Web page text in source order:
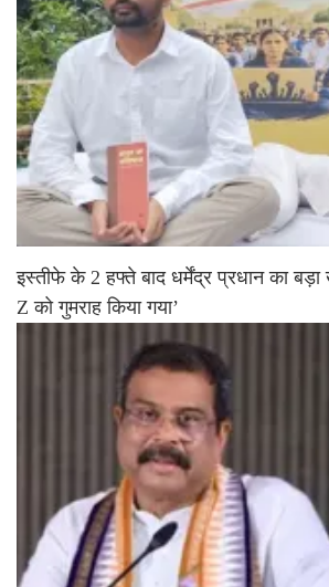
इस्तीफे के 2 हफ्ते बाद धर्मेंद्र प्रधान का
Z को गुमराह किया गया’